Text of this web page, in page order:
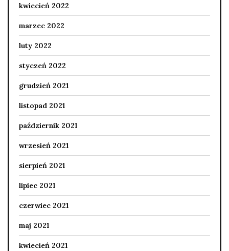
kwiecień 2022
marzec 2022
luty 2022
styczeń 2022
grudzień 2021
listopad 2021
październik 2021
wrzesień 2021
sierpień 2021
lipiec 2021
czerwiec 2021
maj 2021
kwiecień 2021